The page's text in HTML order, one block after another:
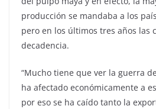
producción se mandaba a los
pero en los últimos tres años las
decadencia.
“Mucho tiene que ver la guerra
ha afectado económicamente a
por eso se ha caído tanto la